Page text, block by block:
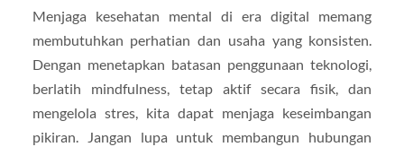
Menjaga kesehatan mental di era digital memang
membutuhkan perhatian dan usaha yang konsisten.
Dengan menetapkan batasan penggunaan teknologi,
berlatih mindfulness, tetap aktif secara fisik, dan
mengelola stres, kita dapat menjaga keseimbangan
pikiran. Jangan lupa untuk membangun hubungan